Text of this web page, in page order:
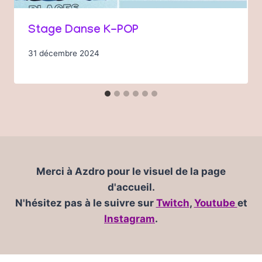
Stage Danse K-POP
31 décembre 2024
Merci à Azdro pour le visuel de la page
d'accueil.
N'hésitez pas à le suivre sur Twitch, Youtube et
Instagram.